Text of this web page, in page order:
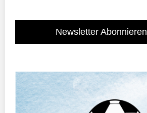
Newsletter Abonnieren